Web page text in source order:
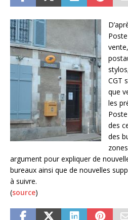
CGT
que
les
des
des
argument pour expliquer de
bureaux ainsi que de nouvelles
à suivre.
(source)